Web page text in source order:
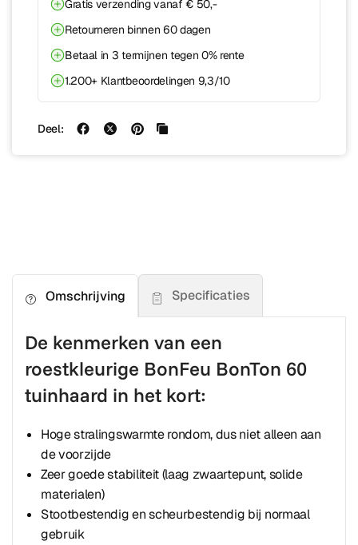
Gratis verzending vanaf € 50,-
Retourneren binnen 60 dagen
Betaal in 3 termijnen tegen 0% rente
1.200+ Klantbeoordelingen 9,3/10
Deel:
Omschrijving Specificaties
De kenmerken van een
roestkleurige BonFeu BonTon 60
tuinhaard in het kort:
Hoge stralingswarmte rondom, dus niet alleen aan
de voorzijde
Zeer goede stabiliteit (laag zwaartepunt, solide
materialen)
Stootbestendig en scheurbestendig bij normaal
gebruik